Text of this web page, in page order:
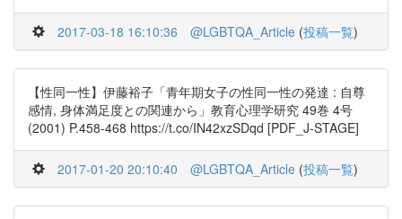
2017-03-18 16:10:36 @LGBTQA_Article (投稿一覧)
【性同一性】伊藤裕子「青年期女子の性同一性の発達 : 自尊
感情, 身体満足度との関連から」教育心理学研究 49巻 4号
(2001) P.458-468 https://t.co/IN42xzSDqd [PDF_J-STAGE]
2017-01-20 20:10:40 @LGBTQA_Article (投稿一覧)